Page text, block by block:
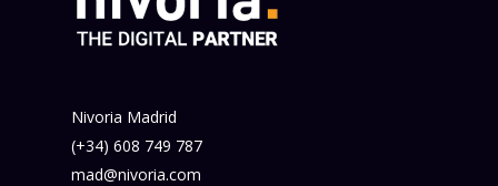
Nivoria Madrid
(+34) 608 749 787
mad@nivoria.com